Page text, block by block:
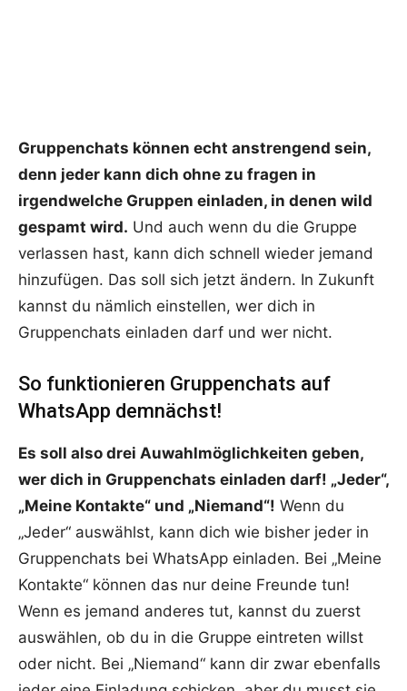
Gruppenchats können echt anstrengend sein,
denn jeder kann dich ohne zu fragen in
irgendwelche Gruppen einladen, in denen wild
gespamt wird. Und auch wenn du die Gruppe
verlassen hast, kann dich schnell wieder jemand
hinzufügen. Das soll sich jetzt ändern. In Zukunft
kannst du nämlich einstellen, wer dich in
Gruppenchats einladen darf und wer nicht.
So funktionieren Gruppenchats auf
WhatsApp demnächst!
Es soll also drei Auwahlmöglichkeiten geben,
wer dich in Gruppenchats einladen darf! „Jeder“,
„Meine Kontakte“ und „Niemand“! Wenn du
„Jeder“ auswählst, kann dich wie bisher jeder in
Gruppenchats bei WhatsApp einladen. Bei „Meine
Kontakte“ können das nur deine Freunde tun!
Wenn es jemand anderes tut, kannst du zuerst
auswählen, ob du in die Gruppe eintreten willst
oder nicht. Bei „Niemand“ kann dir zwar ebenfalls